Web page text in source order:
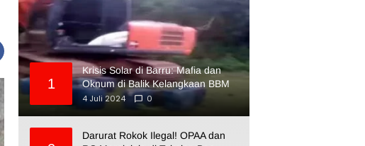
1
Krisis Solar di Barru: Mafia dan
Oknum di Balik Kelangkaan BBM
4 Juli 2024
0
Darurat Rokok Ilegal! OPAA dan